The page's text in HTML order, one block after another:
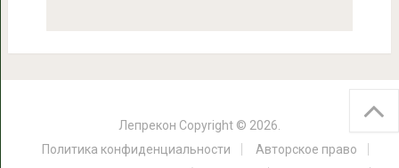
Лепрекон Copyright © 2026.
Политика конфиденциальности
Авторское право